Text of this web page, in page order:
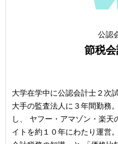
公認
節税
大学在学中に公認会計士２次
大手の監査法人に３年間勤務
し、 ヤフー・アマゾン・楽
イトを約１０年にわたり運営